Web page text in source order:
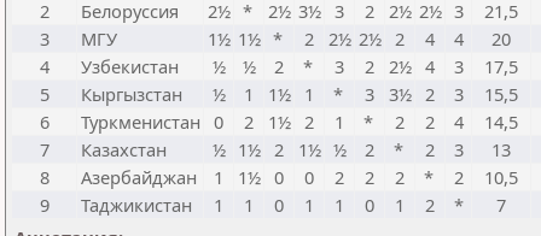
2
Белоруссия 2½ * 2½ 3½ 3 2 2½ 2½ 3
21,5
3
МГУ 1½ 1½ * 2 2½ 2½ 2 4 4
20
4
Узбекистан ½ ½ 2 * 3 2 2½ 4 3
17,5
5
Кыргызстан ½ 1 1½ 1 * 3 3½ 2 3
15,5
6
Туркменистан 0 2 1½ 2 1 * 2 2 4
14,5
7
Казахстан ½ 1½ 2 1½ ½ 2 * 2 3
13
8
Азербайджан 1 1½ 0 0 2 2 2 * 2
10,5
9
Таджикистан 1 1 0 1 1 0 1 2 *
7